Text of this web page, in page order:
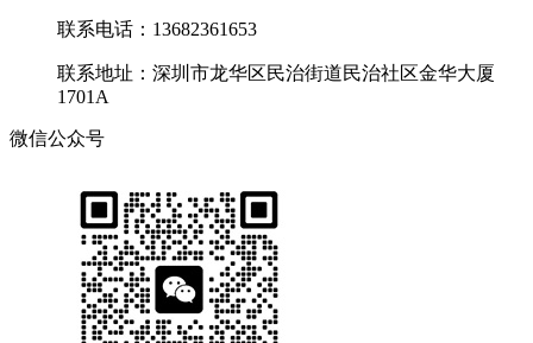
联系电话：13682361653
联系地址：深圳市龙华区民治街道民治社区金华大厦
1701A
微信公众号